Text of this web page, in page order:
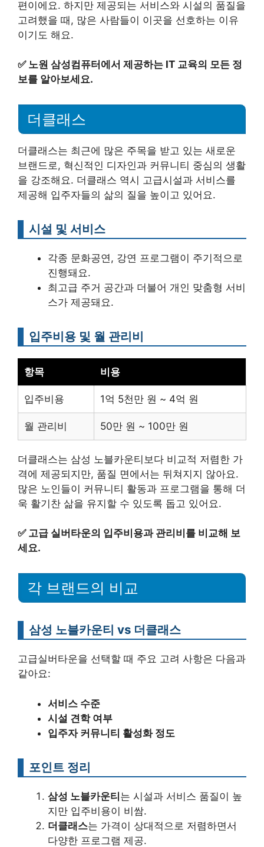
편이에요. 하지만 제공되는 서비스와 시설의 품질을
고려했을 때, 많은 사람들이 이곳을 선호하는 이유
이기도 해요.
✅ 노원 삼성컴퓨터에서 제공하는 IT 교육의 모든 정
보를 알아보세요.
더클래스
더클래스는 최근에 많은 주목을 받고 있는 새로운
브랜드로, 혁신적인 디자인과 커뮤니티 중심의 생활
을 강조해요. 더클래스 역시 고급시설과 서비스를
제공해 입주자들의 삶의 질을 높이고 있어요.
시설 및 서비스
각종 문화공연, 강연 프로그램이 주기적으로
진행돼요.
최고급 주거 공간과 더불어 개인 맞춤형 서비
스가 제공돼요.
입주비용 및 월 관리비
항목 비용
입주비용 1억 5천만 원 ~ 4억 원
월 관리비 50만 원 ~ 100만 원
더클래스는 삼성 노블카운티보다 비교적 저렴한 가
격에 제공되지만, 품질 면에서는 뒤쳐지지 않아요.
많은 노인들이 커뮤니티 활동과 프로그램을 통해 더
욱 활기찬 삶을 유지할 수 있도록 돕고 있어요.
✅ 고급 실버타운의 입주비용과 관리비를 비교해 보
세요.
각 브랜드의 비교
삼성 노블카운티 vs 더클래스
고급실버타운을 선택할 때 주요 고려 사항은 다음과
같아요:
서비스 수준
시설 견학 여부
입주자 커뮤니티 활성화 정도
포인트 정리
삼성 노블카운티는 시설과 서비스 품질이 높
지만 입주비용이 비쌈.
더클래스는 가격이 상대적으로 저렴하면서
다양한 프로그램 제공.